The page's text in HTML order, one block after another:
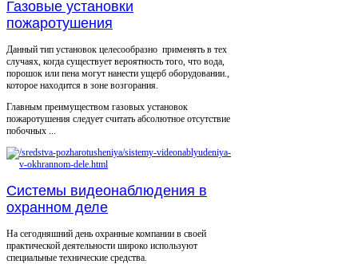
Газовые установки
пожаротушения
Данный тип установок целесообразно применять в тех
случаях, когда существует вероятность того, что вода,
порошок или пена могут нанести ущерб оборудовании.,
которое находится в зоне возгорания.
Главным преимуществом газовых установок
пожаротушения следует считать абсолютное отсутствие
побочных ...
Системы видеонаблюдения в
охранном деле
На сегодняшний день охранные компании в своей
практической деятельности широко используют
специальные технические средства.